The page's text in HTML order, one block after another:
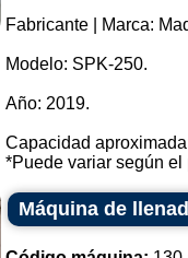
Fabricante | Marca:
Modelo: SPK-250.
Año: 2019.
Capacidad
*Puede variar según
Máquina de